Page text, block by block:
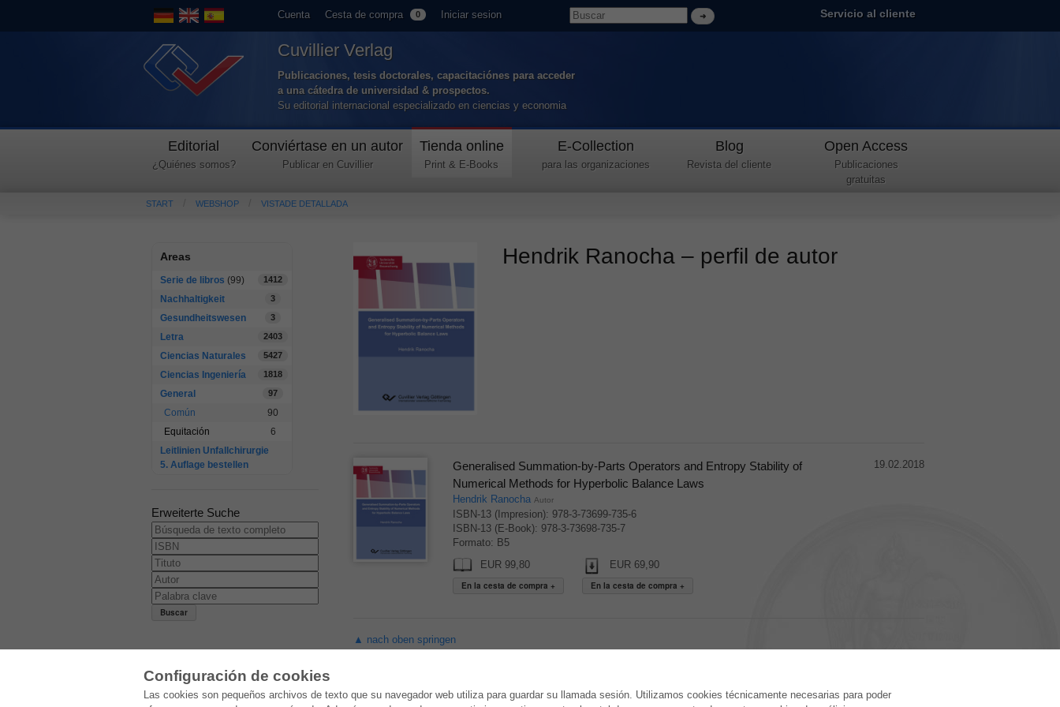
Configuración de cookies
Las cookies son pequeños archivos de texto que su navegador web utiliza para guardar su llamada sesión. Utilizamos cookies técnicamente necesarias para poder
Cuenta Cesta de compra 0 Iniciar sesion Servicio al cliente
Cuvillier Verlag
Publicaciones, tesis doctorales, capacitaciónes para acceder
a una cátedra de universidad & prospectos.
Su editorial internacional especializado en ciencias y economia
Editorial
¿Quiénes somos?
Conviértase en un autor
Publicar en Cuvillier
Tienda online
Print & E-Books
E-Collection
para las organizaciones
Blog
Revista del cliente
Open Access
Publicaciones
gratuitas
START WEBSHOP VISTADE DETALLADA
Areas
Serie de libros (99) 1412
Nachhaltigkeit 3
Gesundheitswesen 3
Letra 2403
Ciencias Naturales 5427
Ciencias Ingeniería 1818
General 97
Común
90
Equitación
6
Leitlinien Unfallchirurgie
5. Auflage bestellen
Erweiterte Suche
Hendrik Ranocha – perfil de autor
Generalised Summation-by-Parts Operators and Entropy Stability of
Numerical Methods for Hyperbolic Balance Laws
Hendrik Ranocha Autor
ISBN-13 (Impresion): 978-3-73699-735-6
ISBN-13 (E-Book): 978-3-73698-735-7
Formato: B5
EUR 99,80
EUR 69,90
19.02.2018
▲ nach oben springen
E-COLLECTION